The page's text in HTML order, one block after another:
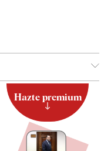
Hazte premium